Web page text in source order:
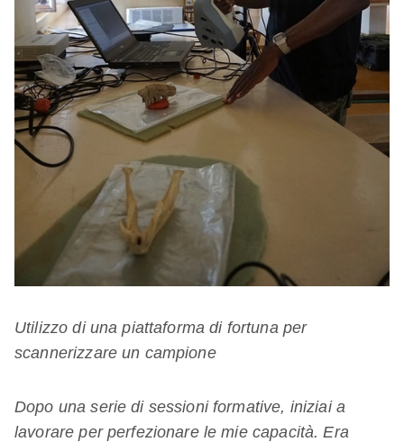
Utilizzo di una piattaforma di fortuna per
scannerizzare un campione
Dopo una serie di sessioni formative, iniziai a
lavorare per perfezionare le mie capacità. Era